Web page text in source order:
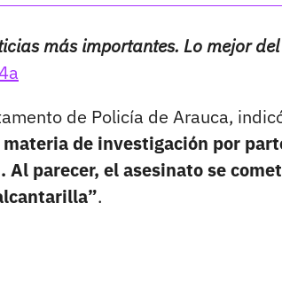
más importantes. Lo mejor del
de Policía de Arauca,
de investigación por
parecer, el asesinato se
.